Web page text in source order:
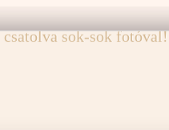
elmeséli a Kutyavilág!
sok-sok fotóval!